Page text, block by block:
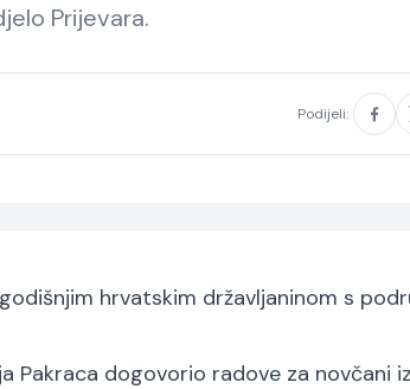
Prijevara.
Podijeli:
hrvatskim državljaninom s
Pakraca dogovorio radove za novčani